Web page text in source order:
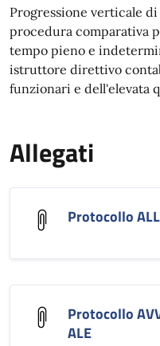
Progressione verticale
procedura comparativa
tempo pieno e
istruttore direttivo
funzionari e dell'elevata
Allegati
Protocollo
Protocollo
ALE